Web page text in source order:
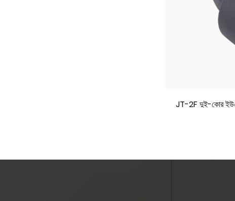
JT-2F দুই-কোর ইউএস